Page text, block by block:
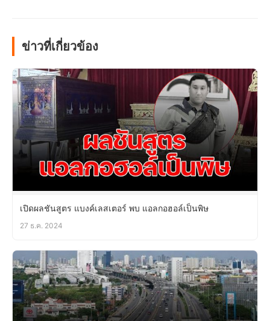
ข่าวที่เกี่ยวข้อง
เปิดผลชันสูตร แบงค์เลสเตอร์ พบ แอลกอฮอล์เป็นพิษ
27 ธ.ค. 2024